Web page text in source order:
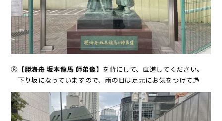
⑧ 【勝海舟 坂本龍馬 師弟像】 を背にして、直進してください。
下り坂になっていますので、雨の日は足元にお気をつけて☂